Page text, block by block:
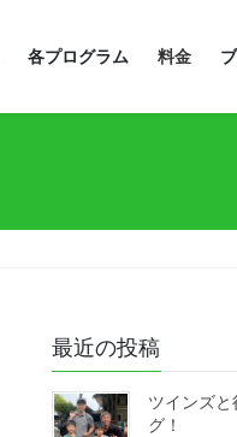
各プログラム 料金
最近の投稿
ツインズ
グ！